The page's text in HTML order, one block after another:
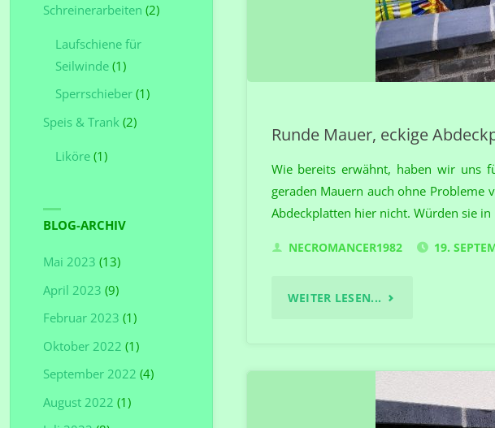
Runde Mauer, eckige
Wie bereits erwähnt, haben wir uns
geraden Mauern auch ohne Probleme
Abdeckplatten hier nicht. Würden sie
NECROMANCER1982 19.
WEITER LESEN... "RUNDE
ECKIGE
ABDECKPLATTEN…"
Schreinerarbeiten (2)
Laufschiene für
Seilwinde(1)
Sperrschieber(1)
Speis & Trank (2)
Liköre(1)
BLOG-ARCHIV
Mai 2023 (13)
April 2023 (9)
Februar 2023 (1)
Oktober 2022 (1)
September 2022 (4)
August 2022 (1)